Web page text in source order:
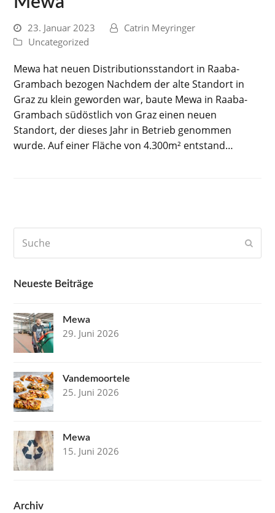
23. Januar 2023
Catrin Meyringer
Uncategorized
Mewa hat neuen Distributionsstandort in Raaba-
Grambach bezogen Nachdem der alte Standort in
Graz zu klein geworden war, baute Mewa in Raaba-
Grambach südöstlich von Graz einen neuen
Standort, der dieses Jahr in Betrieb genommen
wurde. Auf einer Fläche von 4.300m² entstand…
Neueste Beiträge
Mewa
29. Juni 2026
Vandemoortele
25. Juni 2026
Mewa
15. Juni 2026
Archiv